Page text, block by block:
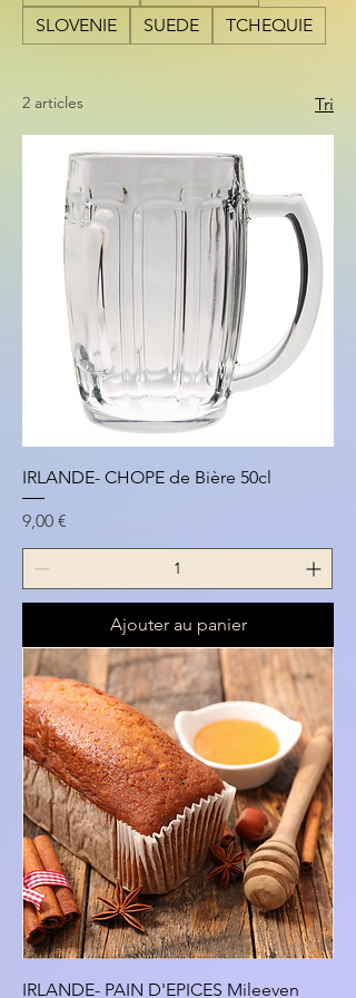
SLOVENIE
SUEDE TCHEQUIE
2 articles Tri
IRLANDE- CHOPE de Bière 50cl
Prix
9,00 €
Ajouter au panier
IRLANDE- PAIN D'EPICES Mileeven